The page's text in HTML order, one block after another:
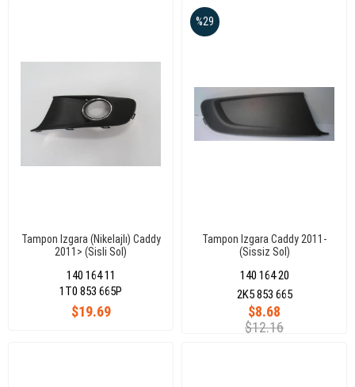
Tampon Izgara (Nikelajlı) Caddy
2011> (Sisli Sol)
140 164 11
$19.69
1T0 853 665P
Tampon Izgara Caddy 2011-
(Sissiz Sol)
140 164 20
$8.68
$12.16
%29
2K5 853 665